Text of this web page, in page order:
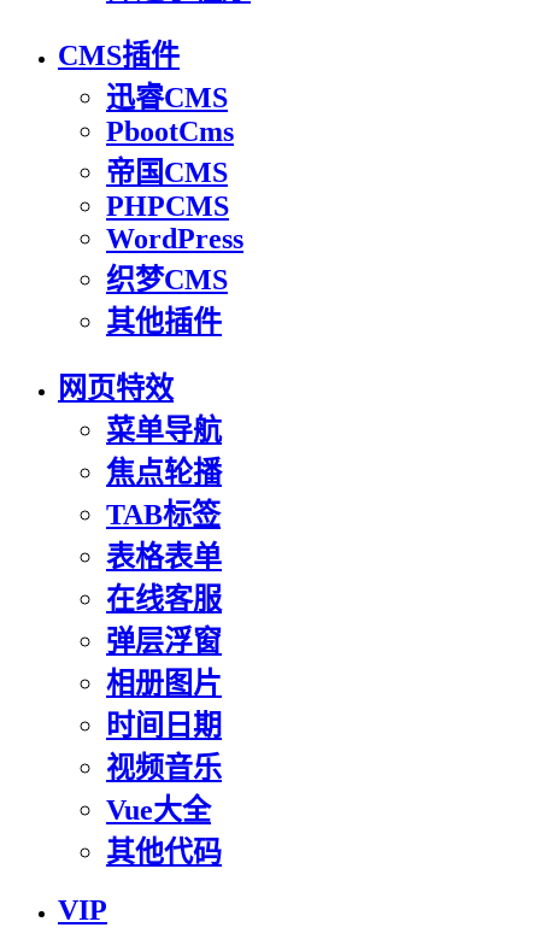
CMS插件
迅睿CMS
PbootCms
帝国CMS
PHPCMS
WordPress
织梦CMS
其他插件
网页特效
菜单导航
焦点轮播
TAB标签
表格表单
在线客服
弹层浮窗
相册图片
时间日期
视频音乐
Vue大全
其他代码
VIP